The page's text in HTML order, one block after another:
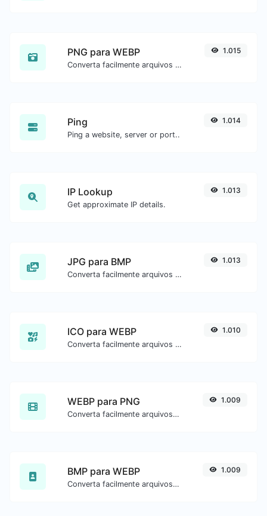
PNG para WEBP
Converta facilmente arquivos de imagem PNG para WEBP.
1.015
Ping
Ping a website, server or port..
1.014
IP Lookup
Get approximate IP details.
1.013
JPG para BMP
Converta facilmente arquivos de imagem JPG para BMP.
1.013
ICO para WEBP
Converta facilmente arquivos de imagem ICO para WEBP.
1.010
WEBP para PNG
Converta facilmente arquivos de imagem WEBP para PNG.
1.009
BMP para WEBP
Converta facilmente arquivos de imagem BMP para WEBP.
1.009